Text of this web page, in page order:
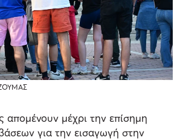
απομένουν μέχρι την επίσημη
για την εισαγωγή στην